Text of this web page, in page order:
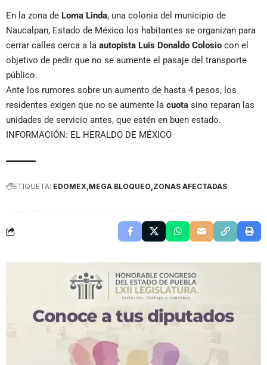
En la zona de Loma Linda, una colonia del municipio de
Naucalpan, Estado de México los habitantes se organizan para
cerrar calles cerca a la autopista Luis Donaldo Colosio con el
objetivo de pedir que no se aumente el pasaje del transporte
público.
Ante los rumores sobre un aumento de hasta 4 pesos, los
residentes exigen que no se aumente la cuota sino reparan las
unidades de servicio antes, que estén en buen estado.
INFORMACIÓN: EL HERALDO DE MÉXICO
ETIQUETA: EDOMEX MEGA BLOQUEO ZONAS AFECTADAS